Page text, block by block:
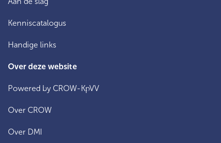
Kenniscatalogus
Handige links
Over deze website
Powered by CROW-KpVV
Over CROW
Over DMI